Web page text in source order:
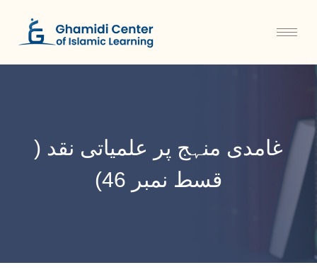
غامدی منہج پر علمیاتی نقد (
قسط نمبر 46)